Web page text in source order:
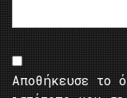
Αποθήκευσε το